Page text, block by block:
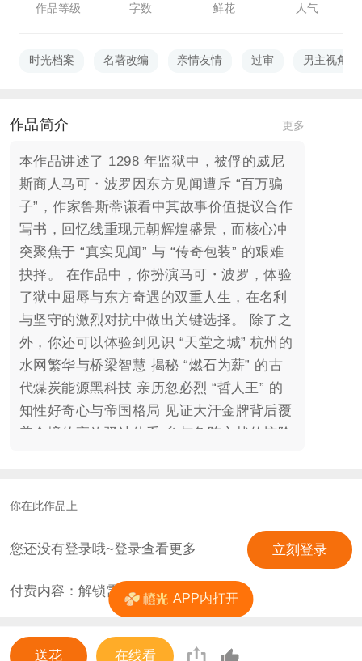
作品等级 字数 鲜花 人气
时光档案 名著改编 亲情友情 过审 男主视角
作品简介 更多
本作品讲述了 1298 年监狱中，被俘的威尼
斯商人马可・波罗因东方见闻遭斥 “百万骗
子”，作家鲁斯蒂谦看中其故事价值提议合作
写书，回忆线重现元朝辉煌盛景，而核心冲
突聚焦于 “真实见闻” 与 “传奇包装” 的艰难
抉择。 在作品中，你扮演马可・波罗，体验
了狱中屈辱与东方奇遇的双重人生，在名利
与坚守的激烈对抗中做出关键选择。 除了之
外，你还可以体验到见识 “天堂之城” 杭州的
水网繁华与桥梁智慧 揭秘 “燃石为薪” 的古
代煤炭能源黑科技 亲历忽必烈 “哲人王” 的
知性好奇心与帝国格局 见证大汗金牌背后覆
盖全境的高效驿站体系 参与象阵之战的惊险
的结局。 【结局列表】 1- 不朽的见证者 2-
你在此作品上
您还没有登录哦~登录查看更多 立刻登录
付费内容：解锁需 0花
送花 在线看
APP内打开